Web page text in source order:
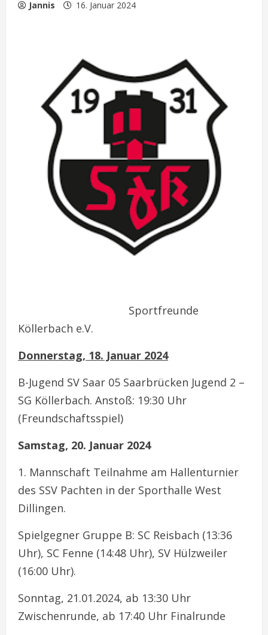
Jannis 16. Januar 2024
Sportfreunde
Köllerbach e.V.
Donnerstag, 18. Januar 2024
B-Jugend SV Saar 05 Saarbrücken Jugend 2 –
SG Köllerbach. Anstoß: 19:30 Uhr
(Freundschaftsspiel)
Samstag, 20. Januar 2024
1. Mannschaft Teilnahme am Hallenturnier
des SSV Pachten in der Sporthalle West
Dillingen.
Spielgegner Gruppe B: SC Reisbach (13:36
Uhr), SC Fenne (14:48 Uhr), SV Hülzweiler
(16:00 Uhr).
Sonntag, 21.01.2024, ab 13:30 Uhr
Zwischenrunde, ab 17:40 Uhr Finalrunde